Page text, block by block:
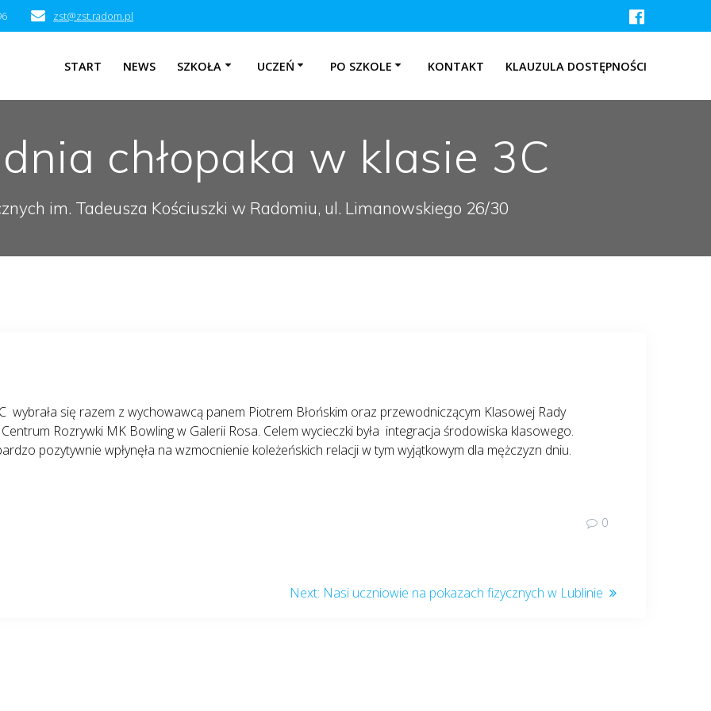
zst@zst.radom.pl
START NEWS SZKOŁA UCZEŃ PO SZKOLE KONTAKT KLAUZULA DOSTĘPNOŚCI
chłopaka w klasie 3C
im. Tadeusza Kościuszki w Radomiu, ul. Limanowskiego 26/30
wybrała się razem z wychowawcą panem Piotrem Błońskim oraz przewodniczącym Klasowej Rady
Rozrywki MK Bowling w Galerii Rosa. Celem wycieczki była integracja środowiska klasowego.
pozytywnie wpłynęła na wzmocnienie koleżeńskich relacji w tym wyjątkowym dla mężczyzn dniu.
0
Next: Next
Nasi uczniowie na pokazach fizycznych w Lublinie